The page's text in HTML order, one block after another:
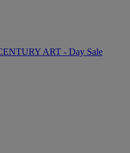
ART - Day Sale